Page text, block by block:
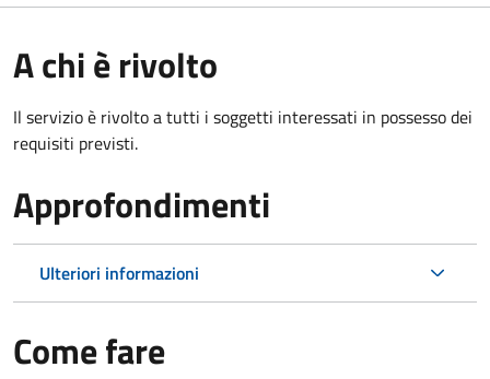
A chi è rivolto
Il servizio è rivolto a tutti i soggetti interessati in possesso dei
requisiti previsti.
Approfondimenti
Ulteriori informazioni
Come fare